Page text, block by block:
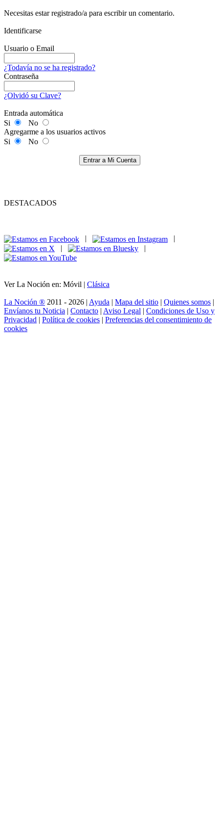
Necesitas estar registrado/a para escribir un comentario.
Identificarse
Usuario o Email
¿Todavía no se ha registrado?
Contraseña
¿Olvidó su Clave?
Entrada automática
Si
No
Agregarme a los usuarios activos
Si
No
Entrar a Mi Cuenta
DESTACADOS
|
|
Ver La Noción en: Móvil | Clásica
La Noción ® 2011 - 2026 | Ayuda | Mapa del sitio | Quienes somos |
Envíanos tu Noticia | Contacto | Aviso Legal | Condiciones de Uso y
Privacidad | Política de cookies | Preferencias del consentimiento de
cookies